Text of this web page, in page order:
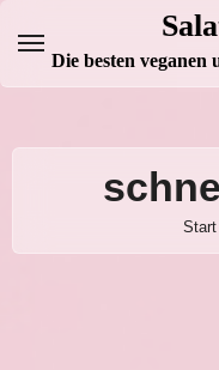
Inhalt
springen
Die besten veganen
Start